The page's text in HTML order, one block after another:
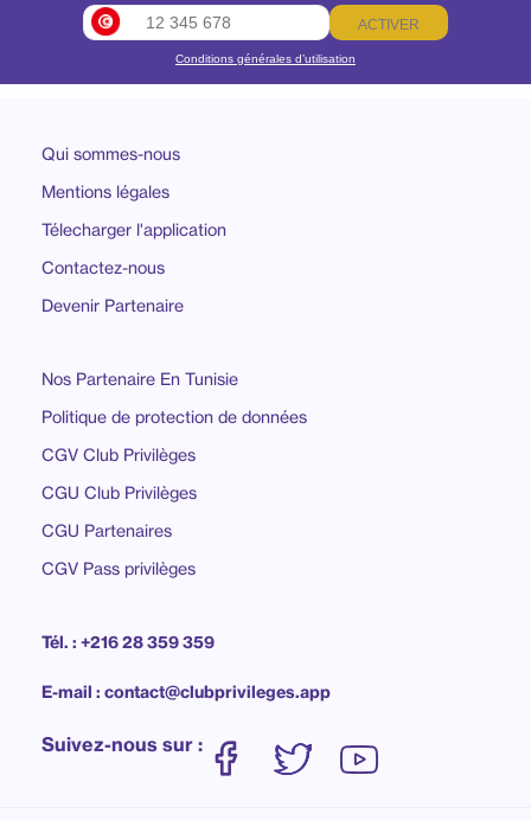
ACTIVER
Conditions générales d’utilisation
Qui sommes-nous
Mentions légales
Télecharger l'application
Contactez-nous
Devenir Partenaire
Nos Partenaire En Tunisie
Politique de protection de données
CGV Club Privilèges
CGU Club Privilèges
CGU Partenaires
CGV Pass privilèges
Tél. : +216 28 359 359
E-mail : contact@clubprivileges.app
Suivez-nous sur :